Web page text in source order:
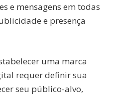
e mensagens em todas
e presença
uma marca
requer definir sua
seu público-alvo,